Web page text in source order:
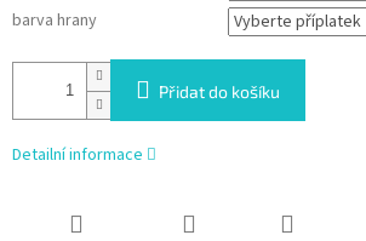
barva hrany
Přidat do košíku
Detailní informace